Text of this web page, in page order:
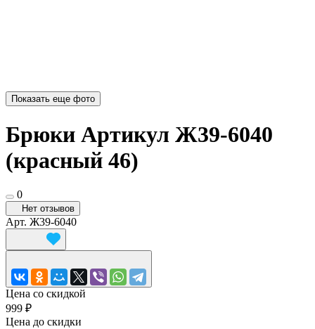
Показать еще фото
Брюки Артикул Ж39-6040
(красный 46)
0
Нет отзывов
Арт. Ж39-6040
Цена со скидкой
999 ₽
Цена до скидки